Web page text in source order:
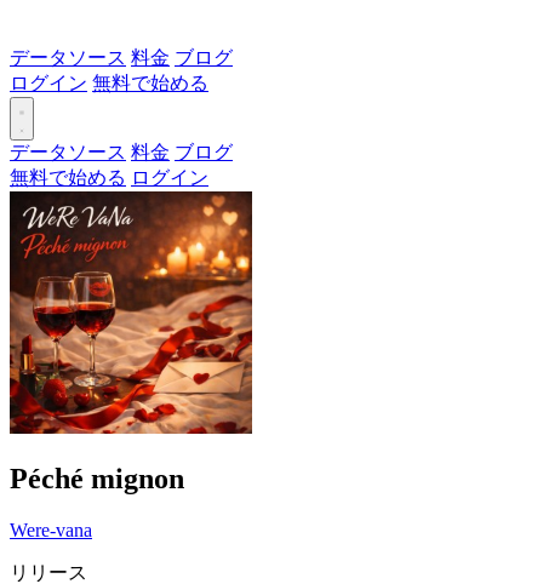
データソース 料金 ブログ
ログイン 無料で始める
データソース 料金 ブログ
無料で始める ログイン
Péché mignon
Were-vana
リリース